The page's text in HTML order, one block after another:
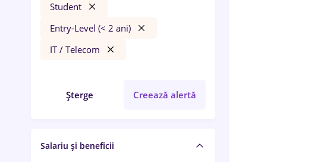
Student
Entry-Level (< 2 ani)
IT / Telecom
Șterge Creează alertă
Salariu și beneficii